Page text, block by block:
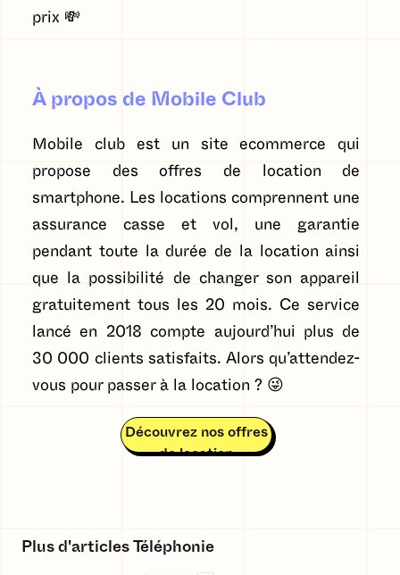
prix 💸
À propos de Mobile Club
Mobile club est un site ecommerce qui
propose des offres de location de
smartphone. Les locations comprennent une
assurance casse et vol, une garantie
pendant toute la durée de la location ainsi
que la possibilité de changer son appareil
gratuitement tous les 20 mois. Ce service
lancé en 2018 compte aujourd’hui plus de
30 000 clients satisfaits. Alors qu’attendez-
vous pour passer à la location ? 😜
Découvrez nos offres
de location
Plus d'articles Téléphonie